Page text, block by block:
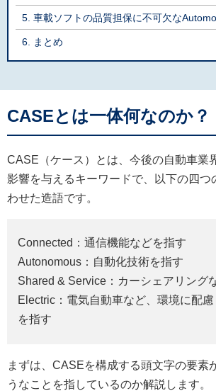
車載ソフトの品質担保に不可欠な
まとめ
CASEとは一体何なのか？
CASE（ケース）とは、今後の自動車業
影響を与えるキーワードで、以下の四つ
わせた造語です。
Connected：通信機能などを指す
Autonomous：自動化技術を指す
Shared & Service：カーシェアリング
Electric：電気自動車など、環境に配
を指す
まずは、CASEを構成する頭文字の要素
うなことを指しているのか解説します。